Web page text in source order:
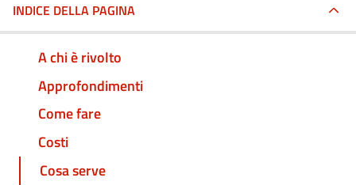
INDICE DELLA PAGINA
A chi è rivolto
Approfondimenti
Come fare
Costi
Cosa serve